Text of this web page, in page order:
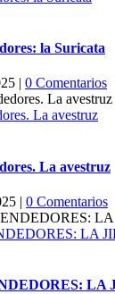
la Suricata
| 0 Comentarios
La avestruz
La avestruz
| 0 Comentarios
LA
LA